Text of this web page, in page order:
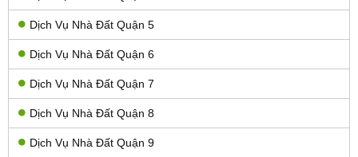
Dịch Vụ Nhà Đất Quận 5
Dịch Vụ Nhà Đất Quận 6
Dịch Vụ Nhà Đất Quận 7
Dịch Vụ Nhà Đất Quận 8
Dịch Vụ Nhà Đất Quận 9